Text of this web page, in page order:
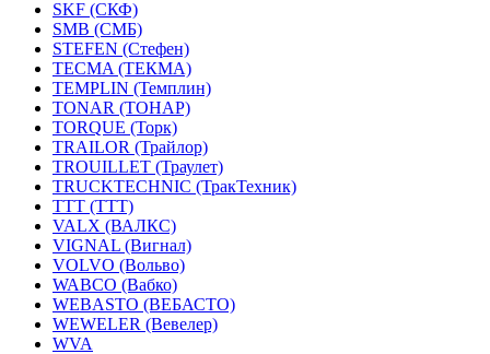
SKF (СКФ)
SMB (СМБ)
STEFEN (Стефен)
TECMA (ТЕКМА)
TEMPLIN (Темплин)
TONAR (ТОНАР)
TORQUE (Торк)
TRAILOR (Трайлор)
TROUILLET (Траулет)
TRUCKTECHNIC (ТракТехник)
TTT (ТТТ)
VALX (ВАЛКС)
VIGNAL (Вигнал)
VOLVO (Вольво)
WABCO (Вабко)
WEBASTO (ВЕБАСТО)
WEWELER (Вевелер)
WVA